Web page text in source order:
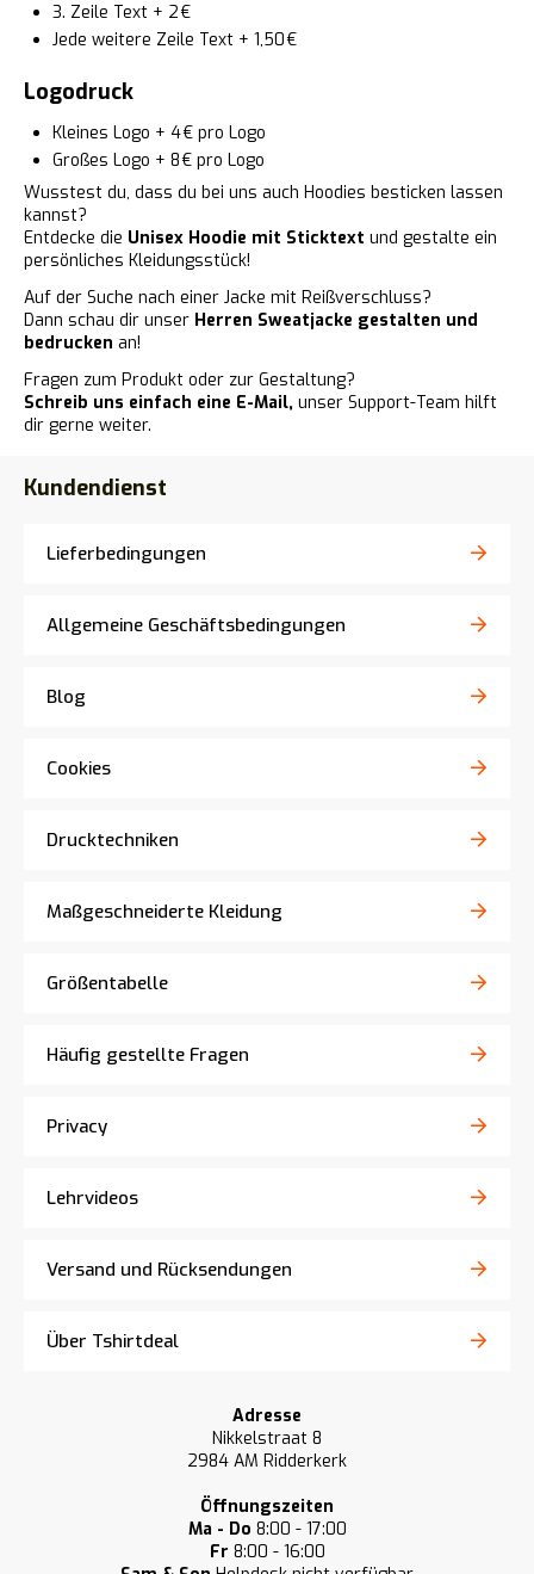
3. Zeile Text + 2 €
Jede weitere Zeile Text + 1,50 €
Logodruck
Kleines Logo + 4 € pro Logo
Großes Logo + 8 € pro Logo
Wusstest du, dass du bei uns auch Hoodies besticken lassen
kannst?
Entdecke die Unisex Hoodie mit Sticktext und gestalte ein
persönliches Kleidungsstück!
Auf der Suche nach einer Jacke mit Reißverschluss?
Dann schau dir unser Herren Sweatjacke gestalten und
bedrucken an!
Fragen zum Produkt oder zur Gestaltung?
Schreib uns einfach eine E-Mail, unser Support-Team hilft
dir gerne weiter.
Kundendienst
Lieferbedingungen
Allgemeine Geschäftsbedingungen
Blog
Cookies
Drucktechniken
Maßgeschneiderte Kleidung
Größentabelle
Häufig gestellte Fragen
Privacy
Lehrvideos
Versand und Rücksendungen
Über Tshirtdeal
Adresse
Nikkelstraat 8
2984 AM Ridderkerk
Öffnungszeiten
Ma - Do 8:00 - 17:00
Fr 8:00 - 16:00